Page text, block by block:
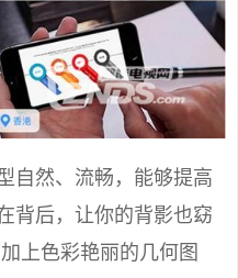
自然、流畅，能够提高
背后，让你的背影也窈
上色彩艳丽的几何图